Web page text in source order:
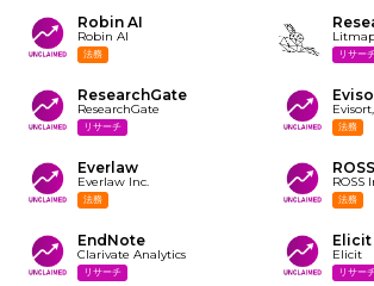
Robin AI
Robin AI
法務 リサー
ResearchGate
ResearchGate
リサーチ 法務
Everlaw
Everlaw Inc.
法務
ROSS
法務
EndNote
Clarivate Analytics
リサーチ
Elicit
Elicit
リサー